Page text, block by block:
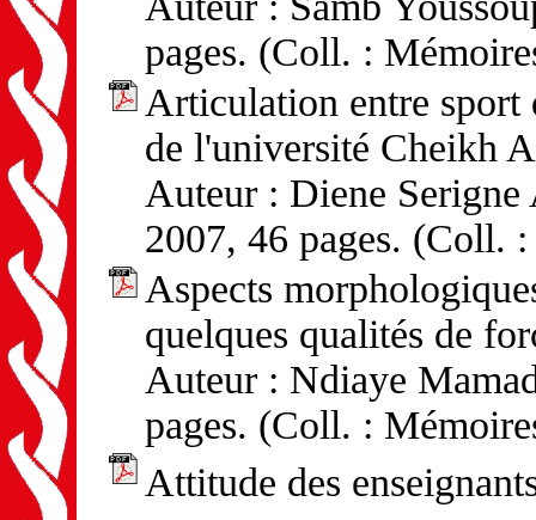
pages. (Coll. :
Articulation entre sport
de l'université Cheikh
Auteur : Diene
2007, 46 pages. (Coll.
Aspects
quelques qualités de
Auteur : Ndiaye
pages. (Coll. :
Attitude des